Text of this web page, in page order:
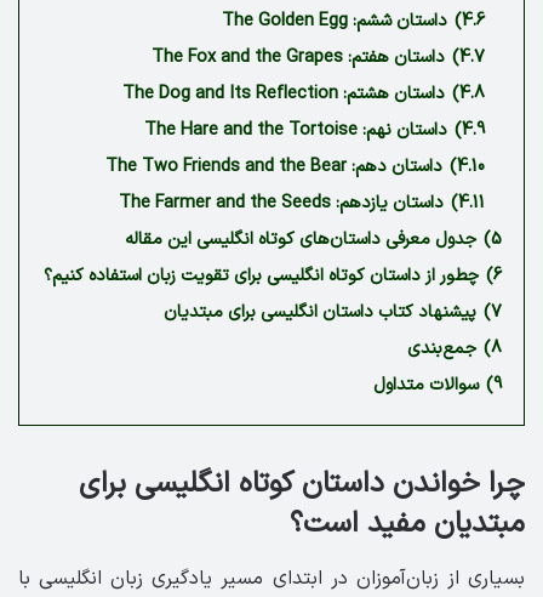
4.6) داستان ششم: The Golden Egg
4.7) داستان هفتم: The Fox and the Grapes
4.8) داستان هشتم: The Dog and Its Reflection
4.9) داستان نهم: The Hare and the Tortoise
4.10) داستان دهم: The Two Friends and the Bear
4.11) داستان یازدهم: The Farmer and the Seeds
5) جدول معرفی داستان‌های کوتاه انگلیسی این مقاله
6) چطور از داستان کوتاه انگلیسی برای تقویت زبان استفاده کنیم؟
7) پیشنهاد کتاب داستان انگلیسی برای مبتدیان
8) جمع‌بندی
9) سوالات متداول
چرا خواندن داستان کوتاه انگلیسی برای
مبتدیان مفید است؟
بسیاری از زبان‌آموزان در ابتدای مسیر یادگیری زبان انگلیسی با